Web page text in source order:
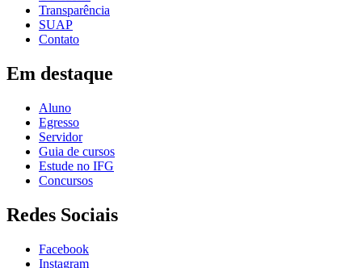
Transparência
SUAP
Contato
Em destaque
Aluno
Egresso
Servidor
Guia de cursos
Estude no IFG
Concursos
Redes Sociais
Facebook
Instagram